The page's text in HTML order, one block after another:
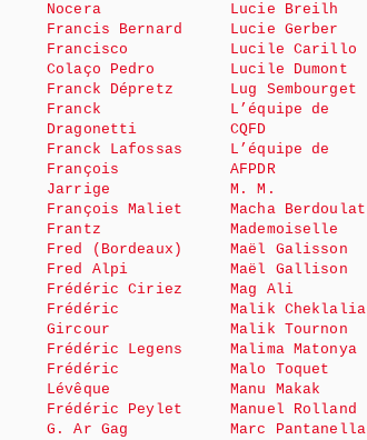
Nocera
Francis Bernard
Francisco
Colaço Pedro
Franck Dépretz
Franck
Dragonetti
Franck Lafossas
François
Jarrige
François Maliet
Frantz
Fred (Bordeaux)
Fred Alpi
Frédéric Ciriez
Frédéric
Gircour
Frédéric Legens
Frédéric
Lévêque
Frédéric Peylet
G. Ar Gag
Lucie Breilh
Lucie Gerber
Lucile Carillo
Lucile Dumont
Lug Sembourget
L’équipe de
CQFD
L’équipe de
AFPDR
M. M.
Macha Berdoulat
Mademoiselle
Maël Galisson
Maël Gallison
Mag Ali
Malik Cheklalia
Malik Tournon
Malima Matonya
Malo Toquet
Manu Makak
Manuel Rolland
Marc Pantanella